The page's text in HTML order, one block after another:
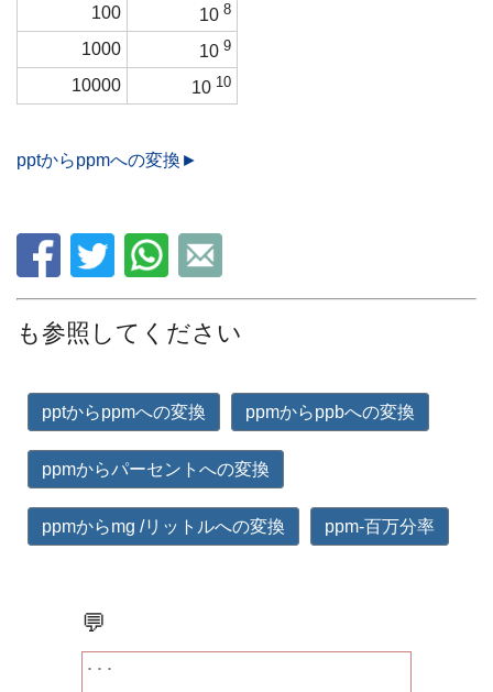
100 10 8
1000 10 9
10000 10 10
pptからppmへの変換►
も参照してください
pptからppmへの変換 ppmからppbへの変換
ppmからパーセントへの変換
ppmからmg /リットルへの変換 ppm-百万分率
💬